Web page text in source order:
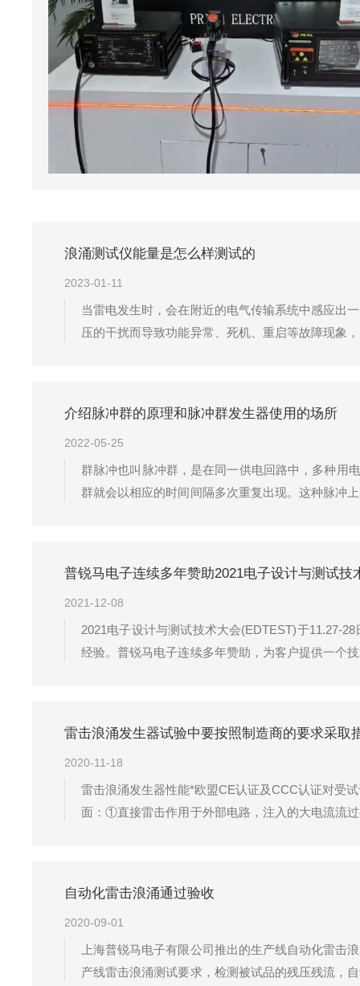
浪涌测试仪能量是怎么样测试的
2023-01-11
当雷电发生时，会在附近的电气传输系统中感应出
压的干扰而导致功能异常、死机、重启等故障现象
介绍脉冲群的原理和脉冲群发生器使用的场所
2022-05-25
群脉冲也叫脉冲群，是在同一供电回路中，多种用
群就会以相应的时间间隔多次重复出现。这种脉冲
普锐马电子连续多年赞助2021电子设计与测试技
2021-12-08
2021电子设计与测试技术大会(EDTEST)于11.27-
经验。普锐马电子连续多年赞助，为客户提供一个
雷击浪涌发生器试验中要按照制造商的要求采取
2020-11-18
雷击浪涌发生器性能*欧盟CE认证及CCC认证对受
面：①直接雷击作用于外部电路，注入的大电流流
自动化雷击浪涌通过验收
2020-09-01
上海普锐马电子有限公司推出的生产线自动化雷
产线雷击浪涌测试要求，检测被试品的残压残流，